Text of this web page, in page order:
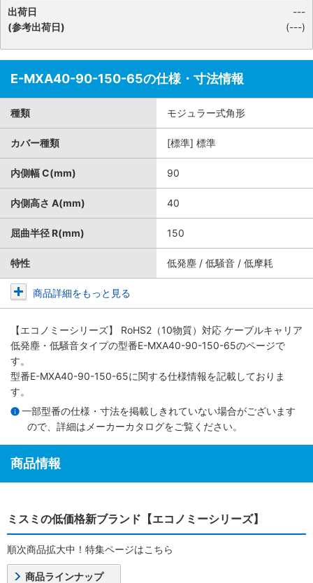
出荷日
(参考出荷日)
---
(---)
E-MXA40-90-150-65の仕様・寸法情報
種類 モジュラー式角形
カバー種類 [標準] 標準
内側幅 C(mm) 90
内側高さ A(mm) 40
屈曲半径 R(mm) 150
特性 低発塵 / 低騒音 / 低摩耗
商品詳細をもっと見る
【エコノミーシリーズ】 RoHS2（10物質）対応 ケーブルキャリア
低発塵・低騒音タイプの型番E-MXA40-90-150-65のページで
す。
型番E-MXA40-90-150-65に関する仕様情報を記載しておりま
す。
一部型番の仕様・寸法を掲載しきれていない場合がございます
ので、詳細は メーカーカタログをご覧ください。
商品情報
ミスミの低価格新ブランド【エコノミーシリーズ】
順次商品拡大中！特集ページはこちら
商品ラインナップ